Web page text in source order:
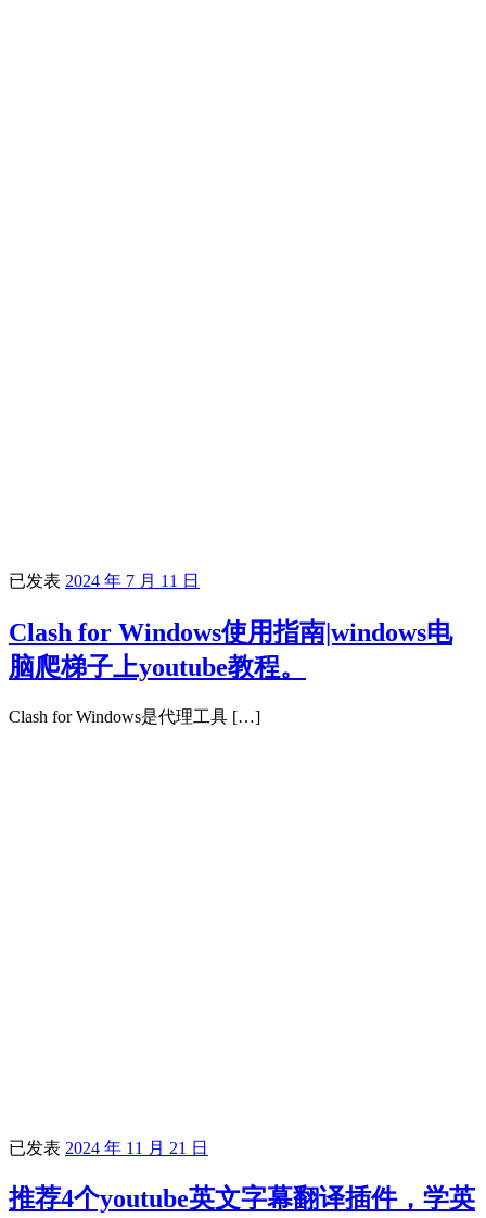
已发表 2024 年 7 月 11 日
Clash for Windows使用指南|windows电
脑爬梯子上youtube教程。
Clash for Windows是代理工具 […]
已发表 2024 年 11 月 21 日
推荐4个youtube英文字幕翻译插件，学英